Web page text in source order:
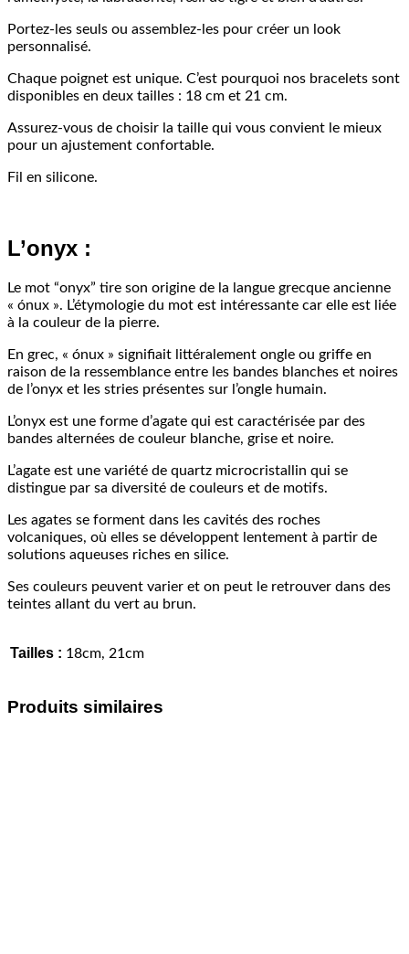
Portez-les seuls ou assemblez-les pour créer un look
personnalisé.
Chaque poignet est unique. C’est pourquoi nos bracelets sont
disponibles en deux tailles : 18 cm et 21 cm.
Assurez-vous de choisir la taille qui vous convient le mieux
pour un ajustement confortable.
Fil en silicone.
L’onyx :
Le mot “onyx” tire son origine de la langue grecque ancienne
« ónux ». L’étymologie du mot est intéressante car elle est liée
à la couleur de la pierre.
En grec, « ónux » signifiait littéralement ongle ou griffe en
raison de la ressemblance entre les bandes blanches et noires
de l’onyx et les stries présentes sur l’ongle humain.
L’onyx est une forme d’agate qui est caractérisée par des
bandes alternées de couleur blanche, grise et noire.
L’agate est une variété de quartz microcristallin qui se
distingue par sa diversité de couleurs et de motifs.
Les agates se forment dans les cavités des roches
volcaniques, où elles se développent lentement à partir de
solutions aqueuses riches en silice.
Ses couleurs peuvent varier et on peut le retrouver dans des
teintes allant du vert au brun.
Tailles : 18cm, 21cm
Produits similaires